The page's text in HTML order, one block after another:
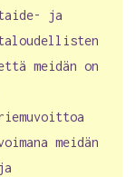
taide- ja
meidän on
meidän